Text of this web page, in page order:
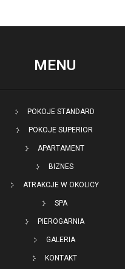
MENU
POKOJE STANDARD
POKOJE SUPERIOR
APARTAMENT
BIZNES
ATRAKCJE W OKOLICY
SPA
PIEROGARNIA
GALERIA
KONTAKT